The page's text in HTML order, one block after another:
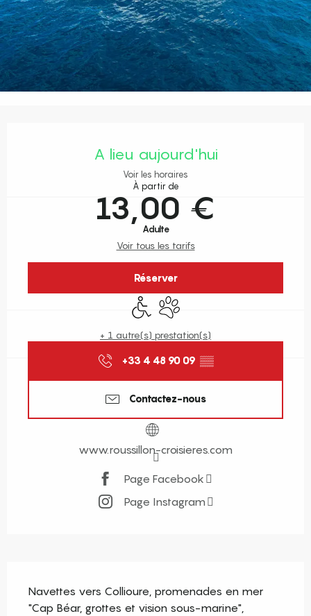
A lieu aujourd'hui
Voir les horaires
À partir de
13,00 €
Adulte
Voir tous les tarifs
Réserver
Accès handicapés
Animaux acceptés
+ 1 autre(s) prestation(s)
+33 4 48 90 09 ▒▒
Contactez-nous
www.roussillon-croisieres.com
Page Facebook
Page Instagram
Navettes vers Collioure, promenades en mer
"Cap Béar, grottes et vision sous-marine",